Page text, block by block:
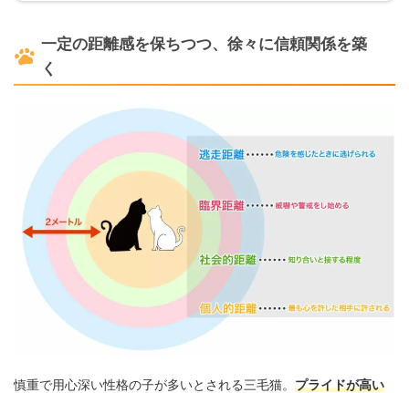
一定の距離感を保ちつつ、徐々に信頼関係を築
く
慎重で用心深い性格の子が多いとされる三毛猫。 プライドが高い